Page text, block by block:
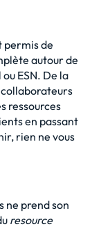
permis de
autour de
ESN. De la
ressources
en passant
rien ne vous
ne prend son
resource